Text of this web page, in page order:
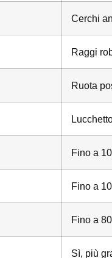
Cerchi
Raggi
Ruota
Fino a
Fino a
Fino a
Sì, più